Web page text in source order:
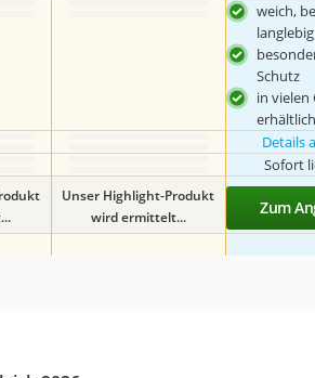
weich,
langlebig
Schutz
in vielen
erhältlich
Details
Sofort
Unser Highlight-Produkt
wird ermittelt...
Zum